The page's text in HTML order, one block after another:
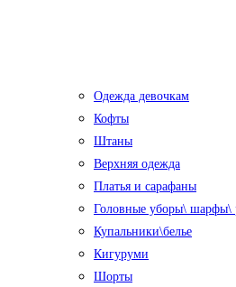
Одежда девочкам
Кофты
Штаны
Верхняя одежда
Платья и сарафаны
Головные уборы\ шарфы\
Купальники\белье
Кигуруми
Шорты